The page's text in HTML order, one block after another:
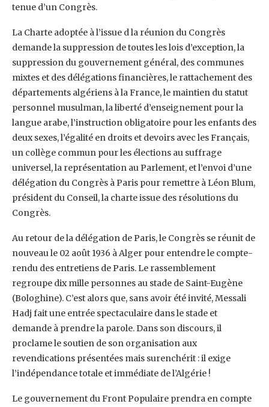
tenue d’un Congrès. ‎
La Charte adoptée à l’issue d la réunion du Congrès
demande la suppression de toutes les ‎lois d’exception, la
suppression du gouvernement général, des communes
mixtes et des ‎délégations financières, le rattachement des
départements algériens à la France, le ‎maintien du statut
personnel musulman, la liberté d’enseignement pour la
langue arabe, ‎l’instruction obligatoire pour les enfants des
deux sexes, l’égalité en droits et devoirs avec ‎les Français,
un collège commun pour les élections au suffrage
universel, la représentation ‎au Parlement, et l’envoi d’une
délégation du Congrès à Paris pour remettre à Léon Blum,
‎président du Conseil, la charte issue des résolutions du
Congrès. ‎
Au retour de la délégation de Paris, le Congrès se réunit de
nouveau le 02 août 1936 à Alger ‎pour entendre le compte-
rendu des entretiens de Paris. Le rassemblement
regroupe dix ‎mille personnes au stade de Saint-Eugène
(Bologhine). C’est alors que, sans avoir été invité, ‎Messali
Hadj fait une entrée spectaculaire dans le stade et
demande à prendre la parole. ‎Dans son discours, il
proclame le soutien de son organisation aux
revendications présentées ‎mais surenchérit : il exige
l’indépendance totale et immédiate de l’Algérie ! ‎
Le gouvernement du Front Populaire prendra en compte